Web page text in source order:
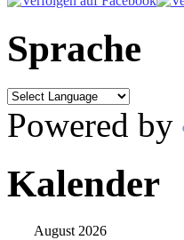
Sprache
Powered by
Kalender
August 2026